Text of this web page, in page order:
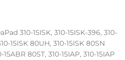
310-15ISK, 310-15ISK-396, 310-
15ISK 80UH, 310-15ISK 80SN
80ST, 310-15IAP, 310-15IAP